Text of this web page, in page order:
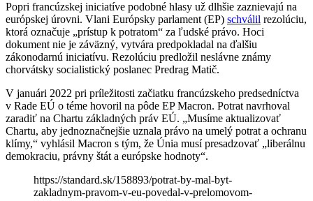
Popri francúzskej iniciatíve podobné hlasy už dlhšie zaznievajú na
európskej úrovni. Vlani Európsky parlament (EP) schválil rezolúciu,
ktorá označuje „prístup k potratom“ za ľudské právo. Hoci
dokument nie je záväzný, vytvára predpokladal na ďalšiu
zákonodarnú iniciatívu. Rezolúciu predložil neslávne známy
chorvátsky socialistický poslanec Predrag Matič.
V januári 2022 pri príležitosti začiatku francúzskeho predsedníctva
v Rade EÚ o téme hovoril na pôde EP Macron. Potrat navrhoval
zaradiť na Chartu základných práv EÚ. „Musíme aktualizovať
Chartu, aby jednoznačnejšie uznala právo na umelý potrat a ochranu
klímy,“ vyhlásil Macron s tým, že Únia musí presadzovať „liberálnu
demokraciu, právny štát a európske hodnoty“.
https://standard.sk/158893/potrat-by-mal-byt-
zakladnym-pravom-v-eu-povedal-v-prelomovom-